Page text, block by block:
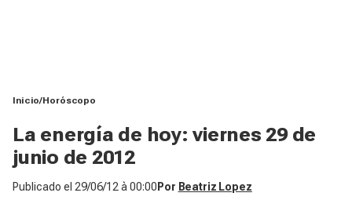
Inicio Horóscopo
La energía de hoy: viernes 29 de
junio de 2012
Publicado el 29/06/12 à 00:00 Por Beatriz Lopez